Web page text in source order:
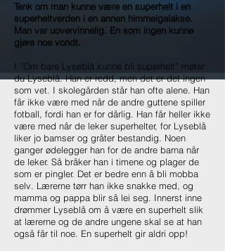
Tenk om man kunne være en superhelt i en
superheltverden i en annen himmelgalakse.
Man var uovervinnelig. En som ingen kunne
gjøre noe vondt.
I ”Om bare Lyseblå kunne bli superhelt” møter
du Lyseblå. Han er redd, men det er det ingen
som vet. I skolegården står han ofte alene. Han
får ikke være med når de andre guttene spiller
fotball, fordi han er for dårlig. Han får heller ikke
være med når de leker superhelter, for Lyseblå
liker jo bamser og gråter bestandig. Noen
ganger ødelegger han for de andre barna når
de leker. Så bråker han i timene og plager de
som er pingler. Det er bedre enn å bli mobba
selv. Lærerne tørr han ikke snakke med, og
mamma og pappa blir så lei seg. Innerst inne
drømmer Lyseblå om å være en superhelt slik
at lærerne og de andre ungene skal se at han
også får til noe. En superhelt gir aldri opp!